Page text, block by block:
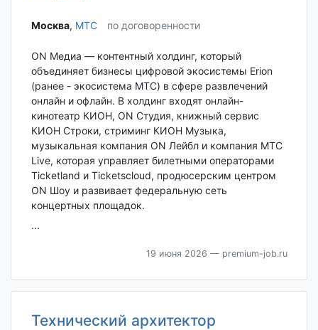
Москва‎, МТС по договоренности
ON Медиа — контентный холдинг, который
объединяет бизнесы цифровой экосистемы Erion
(ранее - экосистема МТС) в сфере развлечений
онлайн и офлайн. В холдинг входят онлайн-
кинотеатр КИОН, ON Студия, книжный сервис
КИОН Строки, стриминг КИОН Музыка,
музыкальная компания ON Лейбл и компания МТС
Live, которая управляет билетными операторами
Ticketland и Ticketscloud, продюсерским центром
ON Шоу и развивает федеральную сеть
концертных площадок.
...
19 июня 2026 — premium-job.ru
Технический архитектор